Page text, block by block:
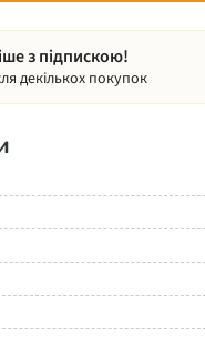
з підпискою!
декількох покупок